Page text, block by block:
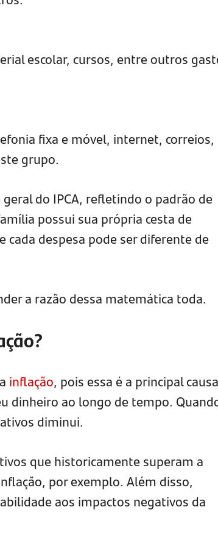
escolar, cursos, entre outros
fixa e móvel, internet, correios,
grupo.
do IPCA, refletindo o padrão de
possui sua própria cesta de
cada despesa pode ser diferente de
a razão dessa matemática toda.
inflação, pois essa é a principal
dinheiro ao longo de tempo.
diminui.
que historicamente superam a
por exemplo. Além disso,
aos impactos negativos da